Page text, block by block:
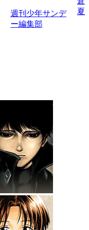
週刊少年サンデ
ー編集部
夏